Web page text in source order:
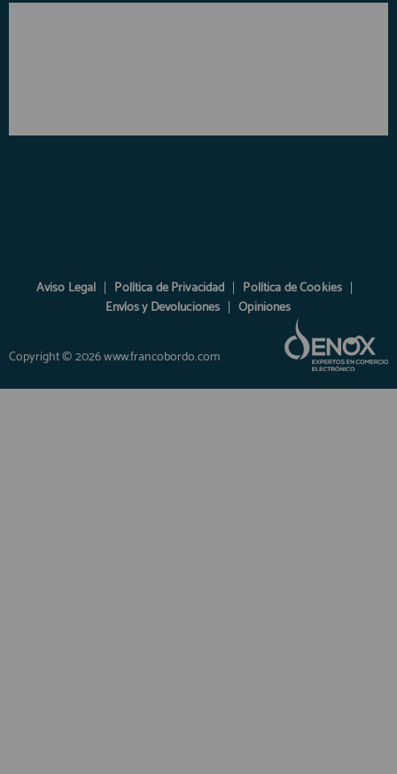
Aviso Legal Política de Privacidad
Política de Cookies
Envíos y Devoluciones
Opiniones
Copyright © 2026 www.francobordo.com